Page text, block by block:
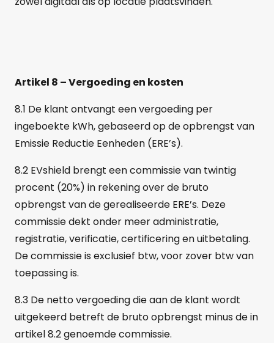
Artikel 8 – Vergoeding en kosten
8.1 De klant ontvangt een vergoeding per
ingeboekte kWh, gebaseerd op de opbrengst van
Emissie Reductie Eenheden (ERE’s).
8.2 EVshield brengt een commissie van twintig
procent (20%) in rekening over de bruto
opbrengst van de gerealiseerde ERE’s. Deze
commissie dekt onder meer administratie,
registratie, verificatie, certificering en uitbetaling.
De commissie is exclusief btw, voor zover btw van
toepassing is.
8.3 De netto vergoeding die aan de klant wordt
uitgekeerd betreft de bruto opbrengst minus de in
artikel 8.2 genoemde commissie.